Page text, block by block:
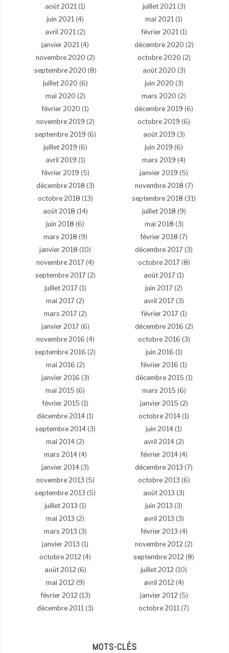
août 2021 (1) juillet 2021(3)
juin 2021 (4) mai 2021 (1)
avril 2021 (2) février 2021(1)
janvier 2021 (4) décembre 2020 (2)
novembre 2020 (2) octobre 2020 (2)
septembre 2020 (8) août 2020 (3)
juillet 2020 (6) juin 2020 (3)
mai 2020 (2) mars 2020 (2)
février 2020 (1) décembre 2019 (6)
novembre 2019 (2) octobre 2019 (6)
septembre 2019 (6) août 2019 (3)
juillet 2019 (6) juin 2019 (6)
avril 2019 (1) mars 2019 (4)
février 2019 (5) janvier 2019 (5)
décembre 2018 (3) novembre 2018 (7)
octobre 2018 (13) septembre 2018 (31)
août 2018 (14) juillet 2018 (9)
juin 2018 (6) mai 2018 (3)
mars 2018 (9) février 2018 (7)
janvier 2018 (10) décembre 2017 (3)
novembre 2017 (4) octobre 2017 (8)
septembre 2017 (2) août 2017 (1)
juillet 2017 (1) juin 2017 (2)
mai 2017 (2) avril 2017 (3)
mars 2017 (2) février 2017 (1)
janvier 2017 (6) décembre 2016 (2)
novembre 2016 (4) octobre 2016 (3)
septembre 2016 (2) juin 2016 (1)
mai 2016 (2) février 2016 (1)
janvier 2016 (3) décembre 2015 (1)
mai 2015 (6) mars 2015 (6)
février 2015 (1) janvier 2015 (2)
décembre 2014 (1) octobre 2014 (1)
septembre 2014(3) juin 2014 (1)
mai 2014 (2) avril 2014 (2)
mars 2014(4) février 2014(4)
janvier 2014 (3) décembre 2013 (7)
novembre 2013 (5) octobre 2013 (6)
septembre 2013 (5) août 2013 (3)
juillet 2013 (1) juin 2013 (3)
mai 2013 (2) avril 2013 (3)
mars 2013 (3) février 2013 (4)
janvier 2013 (1) novembre 2012 (2)
octobre 2012 (4) septembre 2012 (8)
août 2012 (6) juillet 2012 (10)
mai 2012 (9) avril 2012 (4)
février 2012 (13) janvier 2012 (5)
décembre 2011 (3) octobre 2011 (7)
MOTS-CLÉS